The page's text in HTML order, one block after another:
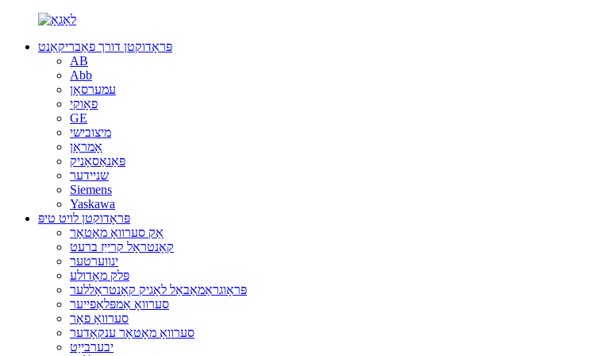
פּראָדוקטן דורך פאַבריקאַנט
AB
Abb
עמערסאָן
פאָוקי
GE
מיצובישי
אָמראָן
פּאַנאַסאָניק
שניידער
Siemens
Yaskawa
פּראָדוקטן לויט טיפּ
אַק סערוואָ מאָטאָר
קאָנטראָל קרייַז ברעט
ינווערטער
פּלק מאָדולע
פּראָוגראַמאַבאַל לאָגיק קאָנטראָללער
סערוואָ אַמפּלאַפייער
סערוואָ פאָר
סערוואָ מאָטאָר ענקאָדער
יבערבייַט